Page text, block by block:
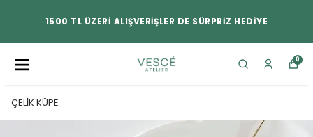
1500 TL ÜZERİ ALIŞVERİŞLER DE SÜRPRİZ HEDİYE
0
ÇELİK KÜPE